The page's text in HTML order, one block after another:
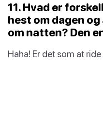
11. Hvad er
hest om dagen
om natten? Den
Haha! Er det som at